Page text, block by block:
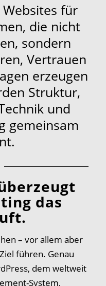
Websites für
die nicht
sondern
Vertrauen
erzeugen
Struktur,
und
gemeinsam
das
– vor allem aber
führen. Genau
dem weltweit
System,